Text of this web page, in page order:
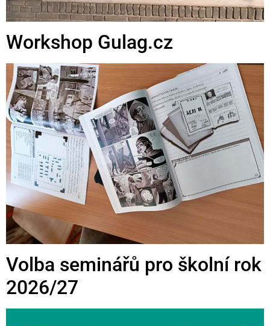
Workshop Gulag.cz
Volba seminářů pro školní rok
2026/27